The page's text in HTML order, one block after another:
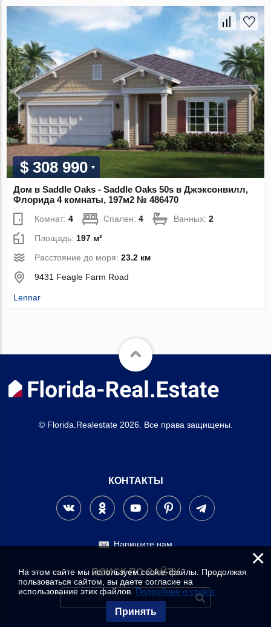
$ 308 990
Дом в Saddle Oaks - Saddle Oaks 50s в Джэксонвилл,
Флорида 4 комнаты, 197м2 № 486470
Комнат:4 Спален:4 Ванных:2
Площадь: 197 м²
Расстояние до моря:23.2 км
9431 Feagle Farm Road
Lennar
© Florida.Realestate 2026. Все права защищены.
КОНТАКТЫ
Напишите нам
ПОИСК ПО САЙТУ
×
На этом сайте мы используем cookie-файлы. Продолжая
пользоваться сайтом, вы даете согласие на
использование этих файлов. Подробнее о cookie.
Принять